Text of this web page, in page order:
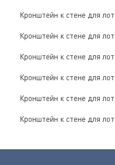
Кронштейн к стене для
Кронштейн к стене для
Кронштейн к стене для
Кронштейн к стене для
Кронштейн к стене для
Кронштейн к стене для